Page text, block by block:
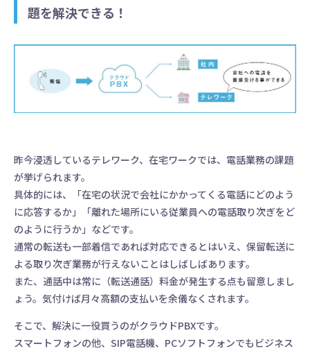
題を解決できる！
昨今浸透しているテレワーク、在宅ワークでは、電話業務の課題
が挙げられます。
具体的には、「在宅の状況で会社にかかってくる電話にどのよう
に応答するか」「離れた場所にいる従業員への電話取り次ぎをど
のように行うか」などです。
通常の転送も一部着信であれば対応できるとはいえ、保留転送に
よる取り次ぎ業務が行えないことはしばしばあります。
また、通話中は常に（転送通話）料金が発生する点も留意しまし
ょう。気付けば月々高額の支払いを余儀なくされます。
そこで、解決に一役買うのがクラウドPBXです。
スマートフォンの他、SIP電話機、PCソフトフォンでもビジネス